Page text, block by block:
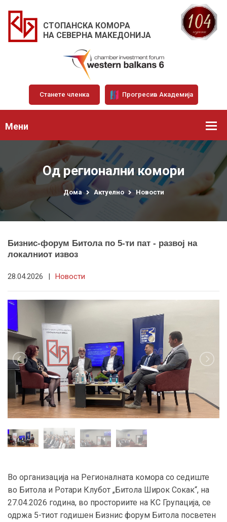
СТОПАНСКА КОМОРА
НА СЕВЕРНА МАКЕДОНИЈА
Станете членка Прогресив Академија
Мени
Од регионални комори
Дома Актуелно Новости
Бизнис-форум Битола по 5-ти пат - развој на
локалниот извоз
28.04.2026 | Новости
Во организација на Регионалната комора со седиште
во Битола и Ротари Клубот „Битола Широк Сокак“, на
27.04.2026 година, во просториите на КС Групација, се
одржа 5-тиот годишен Бизнис форум Битола посветен